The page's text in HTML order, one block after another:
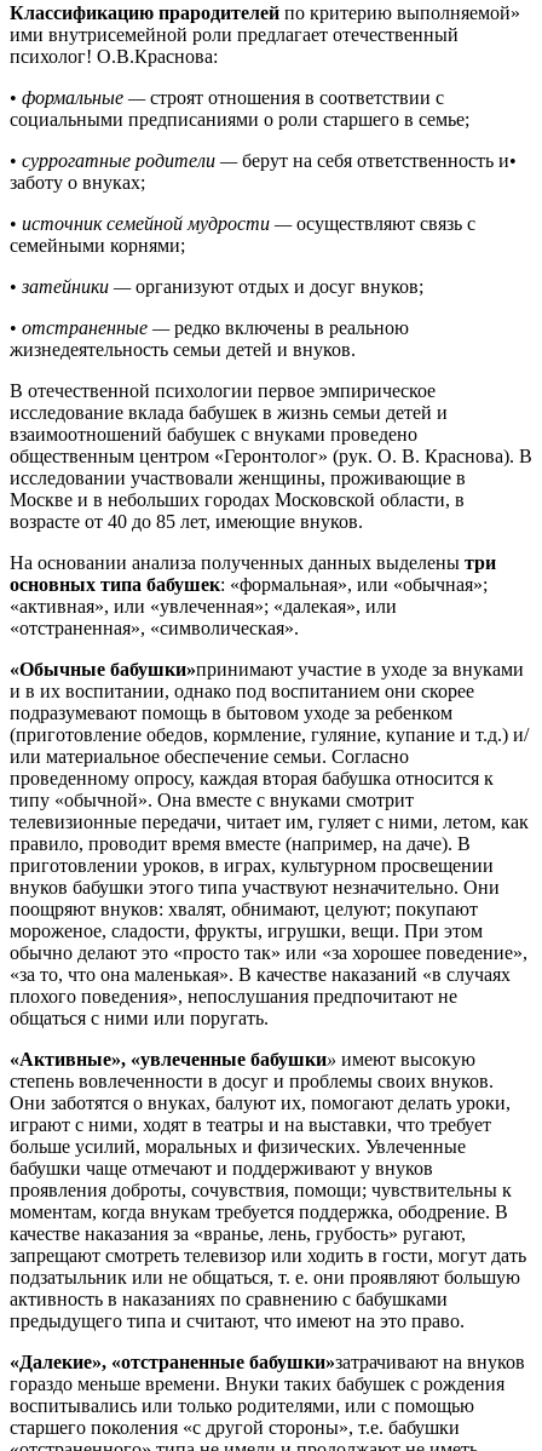
Классификацию прародителей по критерию выполняемой»
ими внутрисемейной роли предлагает отечественный
психолог! О.В.Краснова:
• формальные —строят отношения в соответствии с
социальными предписаниями о роли старшего в семье;
• суррогатные родители —берут на себя ответственность и•
заботу о внуках;
• источник семейной мудрости —осуществляют связь с
семейными корнями;
•затейники —организуют отдых и досуг внуков;
• отстраненные —редко включены в реальною
жизнедеятельность семьи детей и внуков.
В отечественной психологии первое эмпирическое
исследование вклада бабушек в жизнь семьи детей и
взаимоотношений бабушек с внуками проведено
общественным центром «Геронтолог» (рук. О. В. Краснова). В
исследовании участвовали женщины, проживающие в
Москве и в небольших городах Московской области, в
возрасте от 40 до 85 лет, имеющие внуков.
На основании анализа полученных данных выделены три
основных типа бабушек: «формальная», или «обычная»;
«активная», или «увлеченная»; «далекая», или
«отстраненная», «символическая».
«Обычные бабушки»принимают участие в уходе за внуками
и в их воспитании, однако под воспитанием они скорее
подразумевают помощь в бытовом уходе за ребенком
(приготовление обедов, кормление, гуляние, купание и т.д.) и/
или материальное обеспечение семьи. Согласно
проведенному опросу, каждая вторая бабушка относится к
типу «обычной». Она вместе с внуками смотрит
телевизионные передачи, читает им, гуляет с ними, летом, как
правило, проводит время вместе (например, на даче). В
приготовлении уроков, в играх, культурном просвещении
внуков бабушки этого типа участвуют незначительно. Они
поощряют внуков: хвалят, обнимают, целуют; покупают
мороженое, сладости, фрукты, игрушки, вещи. При этом
обычно делают это «просто так» или «за хорошее поведение»,
«за то, что она маленькая». В качестве наказаний «в случаях
плохого поведения», непослушания предпочитают не
общаться с ними или поругать.
«Активные», «увлеченные бабушки» имеют высокую
степень вовлеченности в досуг и проблемы своих внуков.
Они заботятся о внуках, балуют их, помогают делать уроки,
играют с ними, ходят в театры и на выставки, что требует
больше усилий, моральных и физических. Увлеченные
бабушки чаще отмечают и поддерживают у внуков
проявления доброты, сочувствия, помощи; чувствительны к
моментам, когда внукам требуется поддержка, ободрение. В
качестве наказания за «вранье, лень, грубость» ругают,
запрещают смотреть телевизор или ходить в гости, могут дать
подзатыльник или не общаться, т. е. они проявляют большую
активность в наказаниях по сравнению с бабушками
предыдущего типа и считают, что имеют на это право.
«Далекие», «отстраненные бабушки»затрачивают на внуков
гораздо меньше времени. Внуки таких бабушек с рождения
воспитывались или только родителями, или с помощью
старшего поколения «с другой стороны», т.е. бабушки